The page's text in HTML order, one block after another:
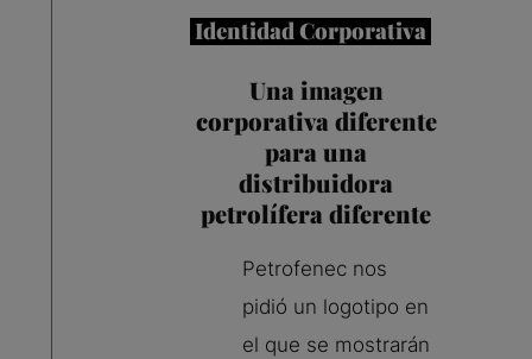
Identidad Corporativa
Una imagen
corporativa diferente
para una
distribuidora
petrolífera diferente
Petrofenec nos
pidió un logotipo en
el que se mostrarán